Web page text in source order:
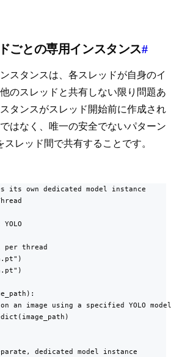
ごとの専用インスタンス#
スタンスは、各スレッドが自身のイ
のスレッドと共有しない限り問題あ
タンスがスレッド開始前に作成され
はなく、唯一の安全でないパターン
レッド間で共有することです。
its own dedicated model instance
per thread
an image using a specified YOLO
dedicated model instance